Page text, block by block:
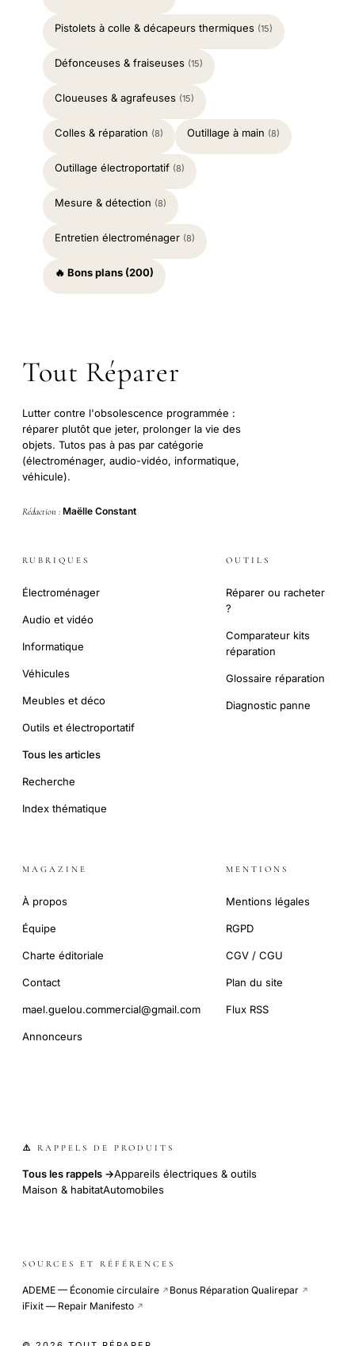
Pistolets à colle & décapeurs thermiques (15)
Défonceuses & fraiseuses (15)
Cloueuses & agrafeuses (15)
Colles & réparation (8) Outillage à main (8)
Outillage électroportatif (8)
Mesure & détection (8)
Entretien électroménager (8)
🔥 Bons plans (200)
Tout Réparer
Lutter contre l'obsolescence programmée :
réparer plutôt que jeter, prolonger la vie des
objets. Tutos pas à pas par catégorie
(électroménager, audio-vidéo, informatique,
véhicule).
Rédaction : Maëlle Constant
RUBRIQUES
Électroménager
Audio et vidéo
Informatique
Véhicules
Meubles et déco
Outils et électroportatif
Tous les articles
Recherche
Index thématique
OUTILS
Réparer ou racheter
?
Comparateur kits
réparation
Glossaire réparation
Diagnostic panne
MAGAZINE
À propos
Équipe
Charte éditoriale
Contact
mael.guelou.commercial@gmail.com
Annonceurs
MENTIONS
Mentions légales
RGPD
CGV / CGU
Plan du site
Flux RSS
⚠️ RAPPELS DE PRODUITS
Tous les rappels →Appareils électriques & outils
Maison & habitatAutomobiles
SOURCES ET RÉFÉRENCES
ADEME — Économie circulaire ↗ Bonus Réparation Qualirepar ↗
iFixit — Repair Manifesto ↗